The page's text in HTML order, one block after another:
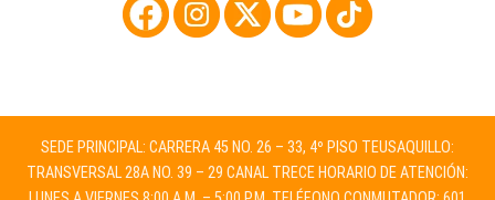
SEDE PRINCIPAL: CARRERA 45 NO. 26 – 33, 4º PISO TEUSAQUILLO:
TRANSVERSAL 28A NO. 39 – 29 CANAL TRECE HORARIO DE ATENCIÓN: